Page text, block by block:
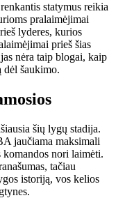
statymus reikia
pralaimėjimai
lyderes, kurios
prieš šias
nėra taip blogai, kaip
dėl šaukimo.
šių lygų stadija.
jaučiama maksimali
nori laimėti.
tačiau
istoriją, vos kelios